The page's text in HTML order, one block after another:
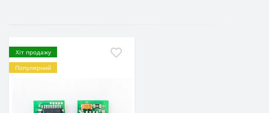
Хіт продажу
Популярний